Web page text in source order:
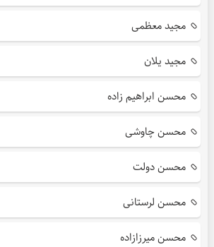
مجید معظمی
مجید یلان
محسن ابراهیم زاده
محسن چاوشی
محسن دولت
محسن لرستانی
محسن میرزازاده